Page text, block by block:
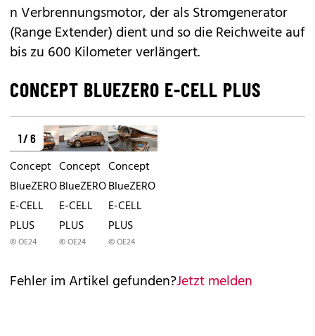
n Verbrennungsmotor, der als Stromgenerator
(Range Extender) dient und so die Reichweite auf
bis zu 600 Kilometer verlängert.
CONCEPT BLUEZERO E-CELL PLUS
1 / 6
Concept
BlueZERO
E-CELL
PLUS
© OE24
Concept
BlueZERO
E-CELL
PLUS
© OE24
Concept
BlueZERO
E-CELL
PLUS
© OE24
Fehler im Artikel gefunden?Jetzt melden